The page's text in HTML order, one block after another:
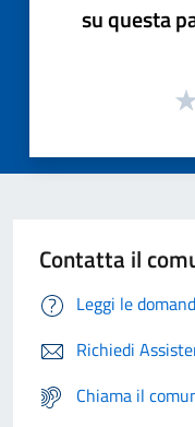
su questa
Contatta il
Leggi le
Richiedi
Chiama il